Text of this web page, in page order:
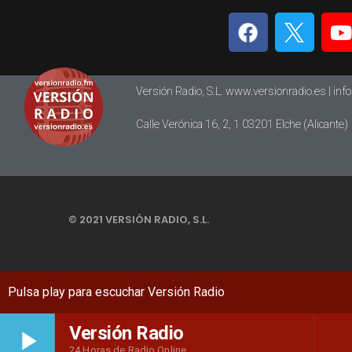
play_arrow Versión Radio
Versión Radio, S.L. www.versionradio.es |
Calle Verónica 16, 2, 1 03201 Elche (Alicante)
© 2021 VERSIÓN RADIO, S.L.